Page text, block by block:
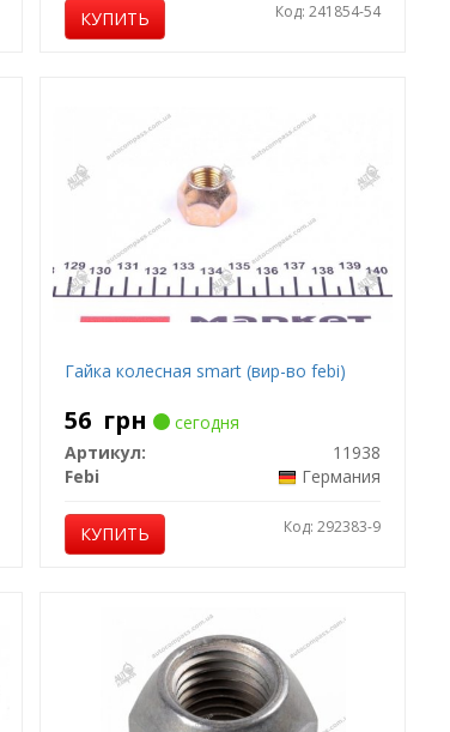
КУПИТЬ Код: 241854-54
Гайка колесная smart (вир-во febi)
56 грн
сегодня
Артикул:
11938
Febi
Германия
КУПИТЬ Код: 292383-9